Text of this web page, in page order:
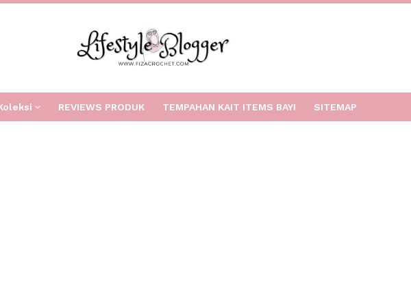
REVIEWS PRODUK TEMPAHAN KAIT ITEMS BAYI SITEMAP